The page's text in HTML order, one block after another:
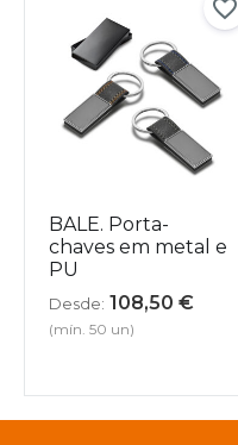
BALE. Porta-
chaves em metal e
PU
Desde: 108,50 €
(mín. 50 un)